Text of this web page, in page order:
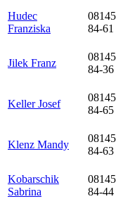
Hudec
Franziska
08145
84-61
Jilek Franz
08145
84-36
Keller Josef
08145
84-65
Klenz Mandy
08145
84-63
Kobarschik
Sabrina
08145
84-44